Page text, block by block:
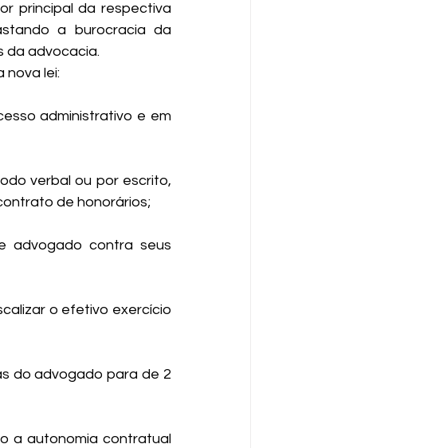
principal da respectiva
a burocracia da
da advocacia.
nova lei:
administrativo e em
verbal ou por escrito,
de honorários;
advogado contra seus
o efetivo exercício
do advogado para de 2
a autonomia contratual